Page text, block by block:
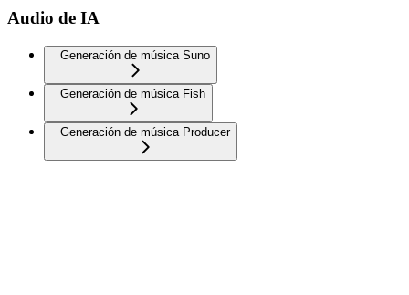
Audio de IA
Generación de música Suno
Generación de música Fish
Generación de música Producer